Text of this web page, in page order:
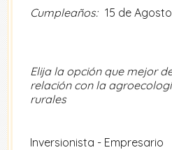
Cumpleaños: 15 de Agosto
Elija la opción que mejor
relación con la
rurales
Inversionista - Empresario